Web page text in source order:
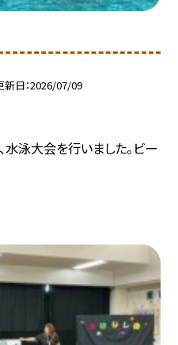
新日 2026/07/09
泳大会を行いました。ビー